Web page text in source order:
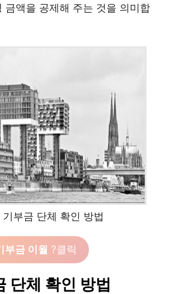
금액을 공제해 주는 것을 의미합
기부금 단체 확인 방법
부금 이월 ?클릭
단체 확인 방법